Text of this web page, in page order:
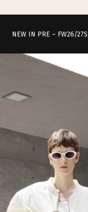
NEW IN PRE – FW26/27